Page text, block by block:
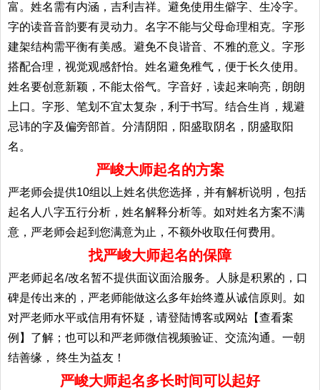
富。姓名需有内涵，吉利吉祥。避免使用生僻字、生冷字。
字的读音音韵要有灵动力。名字不能与父母命理相克。字形
建架结构需平衡有美感。避免不良谐音、不雅的意义。字形
搭配合理，视觉观感舒怡。姓名避免稚气，便于长久使用。
姓名要创意新颖，不能太俗气。字音好，读起来响亮，朗朗
上口。字形、笔划不宜太复杂，利于书写。结合生肖，规避
忌讳的字及偏旁部首。分清阴阳，阳盛取阴名，阴盛取阳
名。
严峻大师起名的方案
严老师会提供10组以上姓名供您选择，并有解析说明，包括
起名人八字五行分析，姓名解释分析等。如对姓名方案不满
意，严老师会起到您满意为止，不额外收取任何费用。
找严峻大师起名的保障
严老师起名/改名暂不提供面议面洽服务。人脉是积累的，口
碑是传出来的，严老师能做这么多年始终遵从诚信原则。如
对严老师水平或信用有怀疑，请登陆博客或网站【查看案
例】了解；也可以和严老师微信视频验证、交流沟通。一朝
结善缘， 终生为益友！
严峻大师起名多长时间可以起好